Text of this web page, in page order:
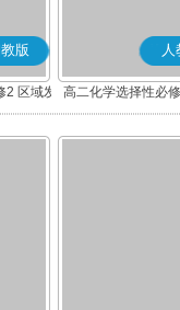
版
区域发
人
高二化学选择性必
应原理